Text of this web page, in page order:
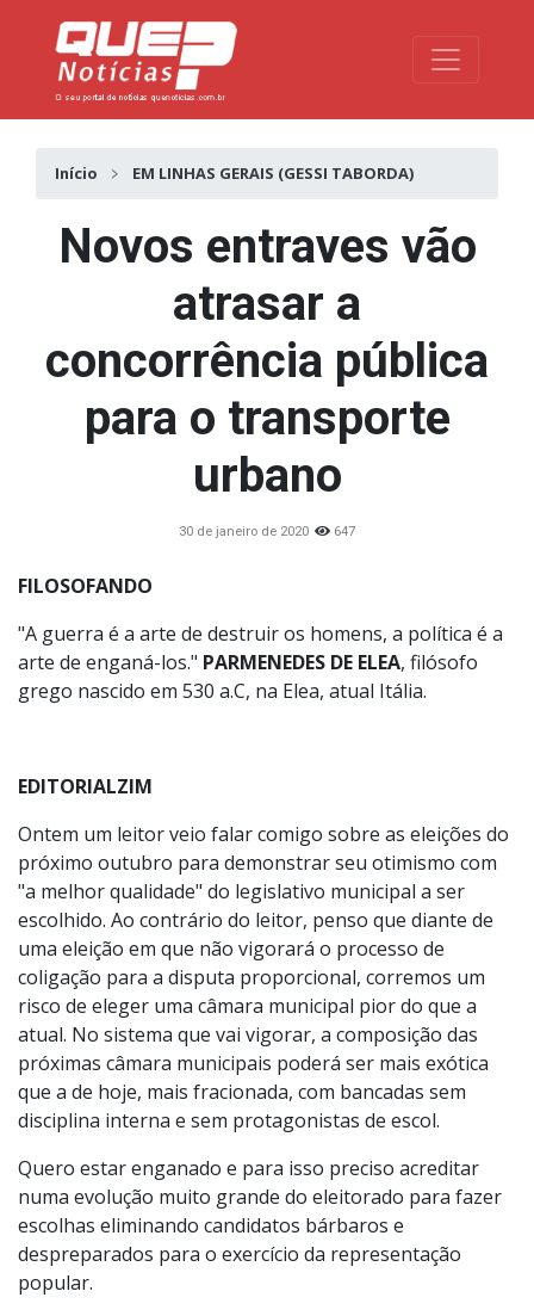
Toggle
Início EM LINHAS GERAIS (GESSI TABORDA)
Novos entraves vão
atrasar a
concorrência pública
para o transporte
urbano
30 de janeiro de 2020 647
FILOSOFANDO
"A guerra é a arte de destruir os homens, a política é a
arte de enganá-los." PARMENEDES DE ELEA, filósofo
grego nascido em 530 a.C, na Elea, atual Itália.
EDITORIALZIM
Ontem um leitor veio falar comigo sobre as eleições do
próximo outubro para demonstrar seu otimismo com
"a melhor qualidade" do legislativo municipal a ser
escolhido. Ao contrário do leitor, penso que diante de
uma eleição em que não vigorará o processo de
coligação para a disputa proporcional, corremos um
risco de eleger uma câmara municipal pior do que a
atual. No sistema que vai vigorar, a composição das
próximas câmara municipais poderá ser mais exótica
que a de hoje, mais fracionada, com bancadas sem
disciplina interna e sem protagonistas de escol.
Quero estar enganado e para isso preciso acreditar
numa evolução muito grande do eleitorado para fazer
escolhas eliminando candidatos bárbaros e
despreparados para o exercício da representação
popular.